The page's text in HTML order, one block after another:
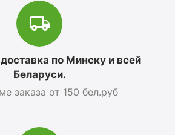
по Минску и всей
Беларуси.
заказа от 150 бел.руб